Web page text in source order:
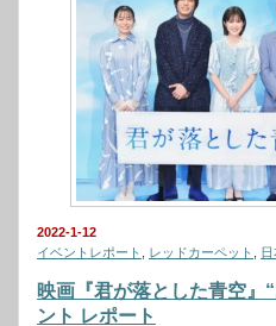
2022-1-12
イベントレポート
レッドカーペット
映画『君が落とした青空』
ント レポート